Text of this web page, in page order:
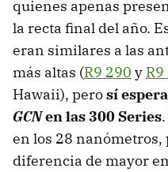
quienes apenas
la recta final del año.
eran similares a las
más altas (R9 290 y
Hawaii), perosí
GCNen las 300 Series
en los 28
diferencia de mayor